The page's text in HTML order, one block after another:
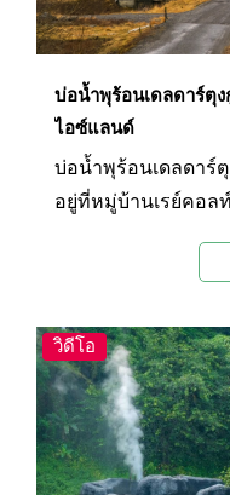
บ่อน้ำพุร้อนเดลดาร์ตุง
ไอซ์แลนด์
บ่อน้ำพุร้อนเดลดาร์ตุ
อยู่ที่หมู่บ้านเรย์คอล
บ่อน้ำพุร้อนใหญ่ที่สุด
เซลเซียส นอกจาก
ใต้ดินยังมีมากถึง
วิดีโอ